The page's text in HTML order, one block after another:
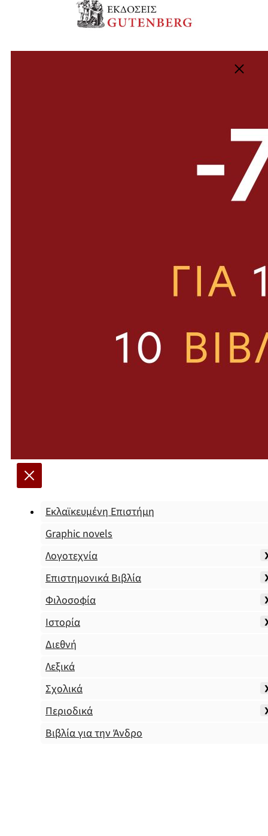
Εκλαϊκευμένη Επιστήμη
Graphic novels
Λογοτεχνία
Επιστημονικά Βιβλία
Φιλοσοφία
Ιστορία
Διεθνή
Λεξικά
Σχολικά
Περιοδικά
Βιβλία για την Άνδρο